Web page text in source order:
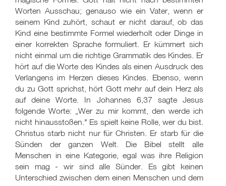
Worten Ausschau; genauso wie ein Vater, wenn er
seinem Kind zuhört, schaut er nicht darauf, ob das
Kind eine bestimmte Formel wiederholt oder Dinge in
einer korrekten Sprache formuliert. Er kümmert sich
nicht einmal um die richtige Grammatik des Kindes. Er
hört auf die Worte des Kindes als einen Ausdruck des
Verlangens im Herzen dieses Kindes. Ebenso, wenn
du zu Gott sprichst, hört Gott mehr auf dein Herz als
auf deine Worte. In Johannes 6,37 sagte Jesus
folgende Worte: „Wer zu mir kommt, den werde ich
nicht hinausstoßen." Es spielt keine Rolle, wer du bist.
Christus starb nicht nur für Christen. Er starb für die
Sünden der ganzen Welt. Die Bibel stellt alle
Menschen in eine Kategorie, egal was ihre Religion
sein mag - wir sind alle Sünder. Es gibt keinen
Unterschied zwischen dem einen Menschen und dem